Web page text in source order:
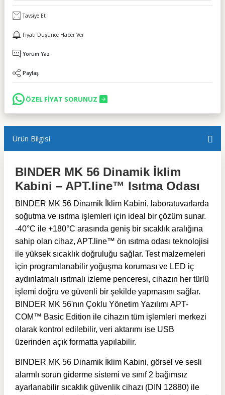
Tavsiye Et
Fiyatı Düşünce Haber Ver
Yorum Yaz
Paylaş
ÖZEL FİYAT SORUNUZ
Ürün Bilgisi
BINDER MK 56 Dinamik İklim
Kabini – APT.line™ Isıtma Odası
BINDER MK 56 Dinamik İklim Kabini, laboratuvarlarda
soğutma ve ısıtma işlemleri için ideal bir çözüm sunar.
-40°C ile +180°C arasında geniş bir sıcaklık aralığına
sahip olan cihaz, APT.line™ ön ısıtma odası teknolojisi
ile yüksek sıcaklık doğruluğu sağlar. Test malzemeleri
için programlanabilir yoğuşma koruması ve LED iç
aydınlatmalı ısıtmalı izleme penceresi, cihazın her türlü
işlemi doğru ve güvenli bir şekilde yapmasını sağlar.
BINDER MK 56'nın Çoklu Yönetim Yazılımı APT-
COM™ Basic Edition ile cihazın tüm işlemleri merkezi
olarak kontrol edilebilir, veri aktarımı ise USB
üzerinden açık formatta yapılabilir.
BINDER MK 56 Dinamik İklim Kabini, görsel ve sesli
alarmlı sorun giderme sistemi ve sınıf 2 bağımsız
ayarlanabilir sıcaklık güvenlik cihazı (DIN 12880) ile